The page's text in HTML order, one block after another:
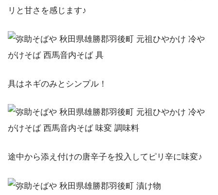
リと甘さを感じます♪
具はネギのみとシンプル！
途中から添え付けの唐辛子を投入してピリ辛に味変♪